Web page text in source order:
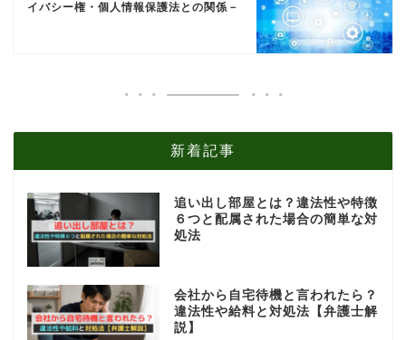
イバシー権・個人情報保護法との関係－
新着記事
追い出し部屋とは？違法性や特徴
６つと配属された場合の簡単な対
処法
会社から自宅待機と言われたら？
違法性や給料と対処法【弁護士解
説】